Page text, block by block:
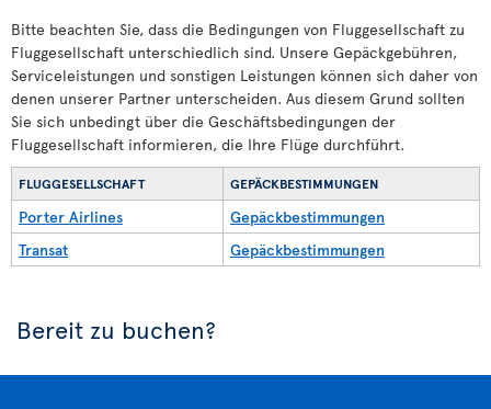
Bitte beachten Sie, dass die Bedingungen von Fluggesellschaft zu
Fluggesellschaft unterschiedlich sind. Unsere Gepäckgebühren,
Serviceleistungen und sonstigen Leistungen können sich daher von
denen unserer Partner unterscheiden. Aus diesem Grund sollten
Sie sich unbedingt über die Geschäftsbedingungen der
Fluggesellschaft informieren, die Ihre Flüge durchführt.
FLUGGESELLSCHAFT GEPÄCKBESTIMMUNGEN
Porter Airlines
Gepäckbestimmungen
Transat
Gepäckbestimmungen
Bereit zu buchen?